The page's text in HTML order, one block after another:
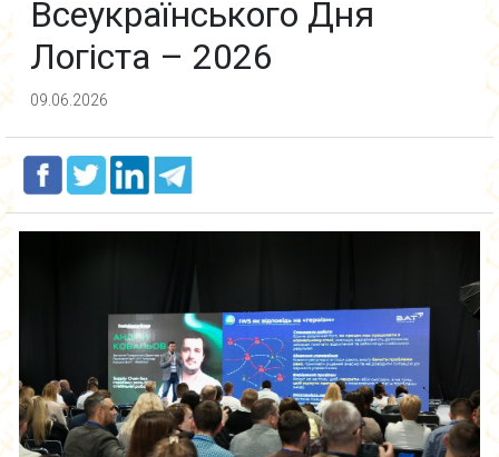
Всеукраїнського Дня
Логіста – 2026
09.06.2026